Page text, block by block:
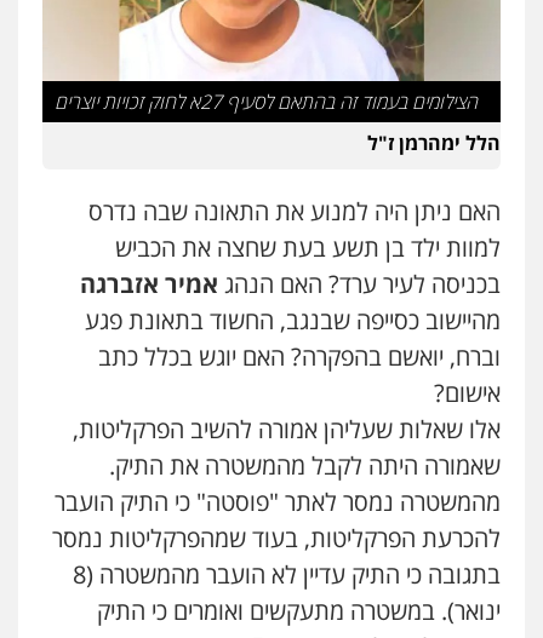
דוד אפרים משרד עורכי דין
פלילי צווארון לבן מס הכנסה מע"מ
0506209859
עו"ד אשרף שחאדה
0549535659
עו"ד שנהב אילון
נוער עורכי דין לענייני אסירים תעבורה
0549475678
עו"ד אורנת קמרון
פלילי תעבורה עורכי דין לענייני אסירים
משפחה נוער
0505417090
עו"ד חמאדה מסרי
תעבורה
0526631970
הצילומים בעמוד זה בהתאם לסעיף 27א לחוק זכויות יוצרים
הלל ימהרמן ז"ל
האם ניתן היה למנוע את התאונה שבה נדרס
למוות ילד בן תשע בעת שחצה את הכביש
בכניסה לעיר ערד? האם הנהג אמיר אזברגה
מהיישוב כסייפה שבנגב, החשוד בתאונת פגע
וברח, יואשם בהפקרה? האם יוגש בכלל כתב
אישום?
אלו שאלות שעליהן אמורה להשיב הפרקליטות,
שאמורה היתה לקבל מהמשטרה את התיק.
מהמשטרה נמסר לאתר "פוסטה" כי התיק הועבר
להכרעת הפרקליטות, בעוד שמהפרקליטות נמסר
בתגובה כי התיק עדיין לא הועבר מהמשטרה (8
ינואר). במשטרה מתעקשים ואומרים כי התיק